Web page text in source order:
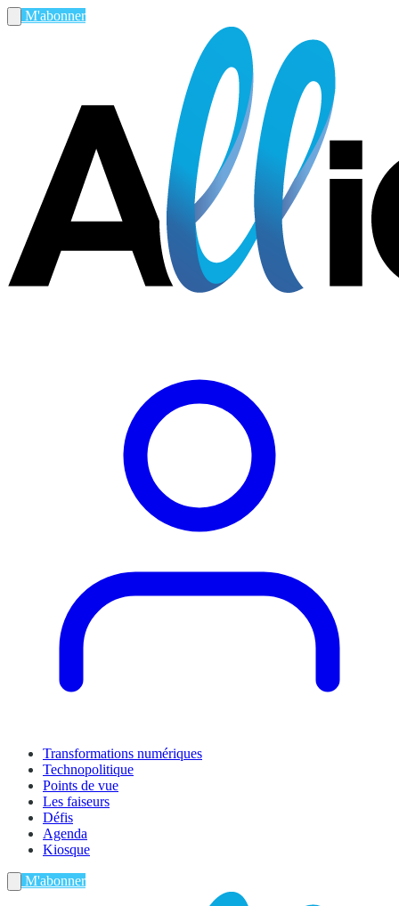
M'abonner
Transformations numériques
Technopolitique
Points de vue
Les faiseurs
Défis
Agenda
Kiosque
M'abonner